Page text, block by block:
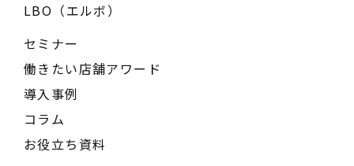
LBO（エルボ）
セミナー
働きたい店舗アワード
導入事例
コラム
お役立ち資料